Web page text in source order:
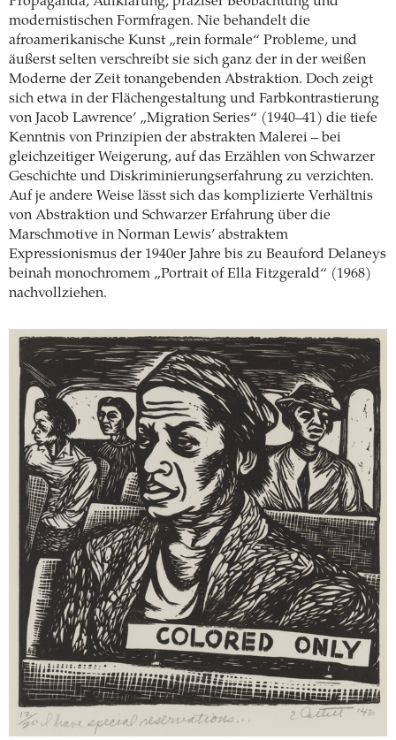
modernistischen Formfragen. Nie behandelt die
afroamerikanische Kunst „rein formale“ Probleme, und
äußerst selten verschreibt sie sich ganz der in der weißen
Moderne der Zeit tonangebenden Abstraktion. Doch zeigt
sich etwa in der Flächengestaltung und Farbkontrastierung
von Jacob Lawrence’ „Migration Series“ (1940–41) die tiefe
Kenntnis von Prinzipien der abstrakten Malerei – bei
gleichzeitiger Weigerung, auf das Erzählen von Schwarzer
Geschichte und Diskriminierungserfahrung zu verzichten.
Auf je andere Weise lässt sich das komplizierte Verhältnis
von Abstraktion und Schwarzer Erfahrung über die
Marschmotive in Norman Lewis’ abstraktem
Expressionismus der 1940er Jahre bis zu Beauford Delaneys
beinah monochromem „Portrait of Ella Fitzgerald“ (1968)
nachvollziehen.